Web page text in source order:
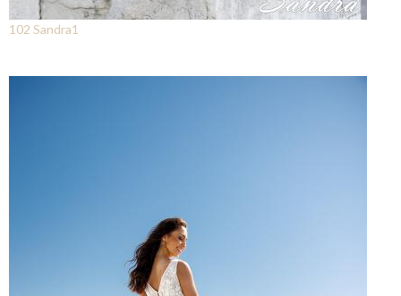
102 Sandra1